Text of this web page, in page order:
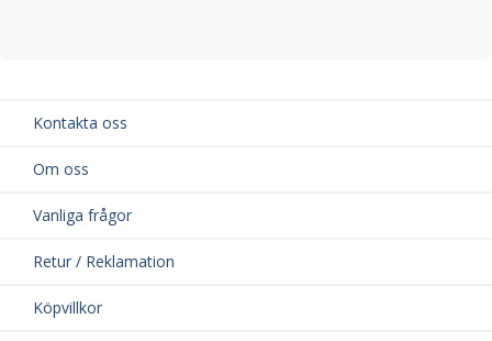
Kontakta oss
Om oss
Vanliga frågor
Retur / Reklamation
Köpvillkor